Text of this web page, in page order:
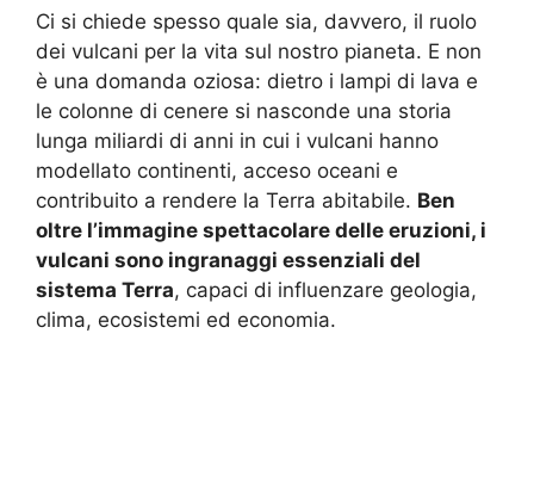
Ci si chiede spesso quale sia, davvero, il ruolo
dei vulcani per la vita sul nostro pianeta. E non
è una domanda oziosa: dietro i lampi di lava e
le colonne di cenere si nasconde una storia
lunga miliardi di anni in cui i vulcani hanno
modellato continenti, acceso oceani e
contribuito a rendere la Terra abitabile. Ben
oltre l’immagine spettacolare delle eruzioni, i
vulcani sono ingranaggi essenziali del
sistema Terra, capaci di influenzare geologia,
clima, ecosistemi ed economia.